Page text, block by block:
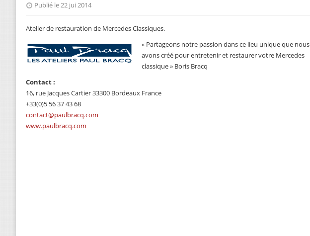
Publié le 22 jui 2014
Atelier de restauration de Mercedes Classiques.
« Partageons notre passion dans ce lieu unique que nous
avons créé pour entretenir et restaurer votre Mercedes
classique » Boris Bracq
Contact :
16, rue Jacques Cartier 33300 Bordeaux France
+33(0)5 56 37 43 68
contact@paulbracq.com
www.paulbracq.com